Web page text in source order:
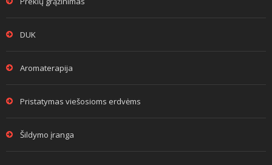
DUK
Aromaterapija
Pristatymas viešosioms erdvėms
Šildymo įranga